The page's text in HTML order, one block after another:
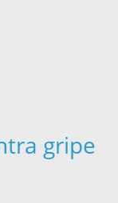
gripe